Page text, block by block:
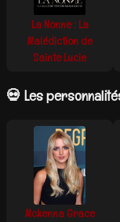
La Nonne : La
Malédiction de
Sainte Lucie
💀 Les
Mckenna Grace